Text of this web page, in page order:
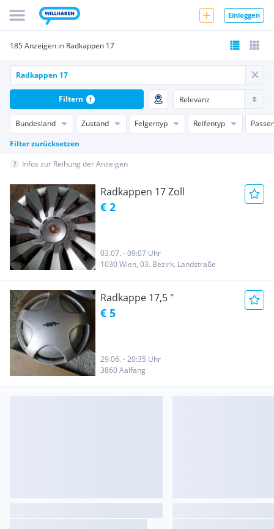
Einloggen
185 Anzeigen in Radkappen 17
Bundesland Zustand Felgentyp Reifentyp
Filter zurücksetzen
Filtern 1
Infos zur Reihung der Anzeigen
Radkappen 17 Zoll
€ 2
03.07. - 09:07 Uhr
1030 Wien, 03. Bezirk, Landstraße
Radkappe 17,5 "
€ 5
29.06. - 20:35 Uhr
3860 Aalfang